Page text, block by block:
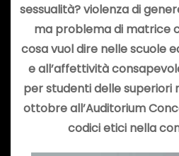
sessualità? violenza di
ma problema di matrice
cosa vuol dire nelle scuole
e all’affettività
per studenti delle superiori
ottobre all’Auditorium
codici etici nella